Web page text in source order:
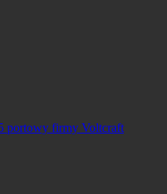
portowy firmy Voltcraft